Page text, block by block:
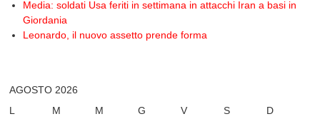
Media: soldati Usa feriti in settimana in attacchi Iran a basi in
Giordania
Leonardo, il nuovo assetto prende forma
AGOSTO 2026
L
M M G V S
D